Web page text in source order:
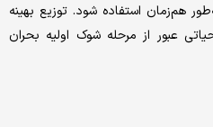
استفاده شود. توزیع بهینه
عبور از مرحله شوک اولیه بحران